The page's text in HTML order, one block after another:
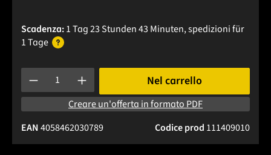
Scadenza:1 Tag 23 Stunden 43 Minuten, spedizionifür
1 Tage
Quantità del prodotto: inserisci la quantità desiderata o
Nel carrello
Creare un'offerta in formato PDF
Codice prod 111409010
EAN4058462030789